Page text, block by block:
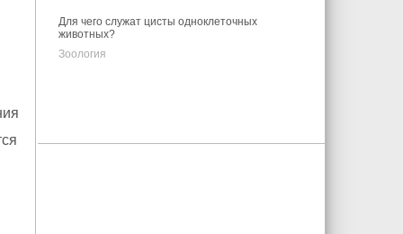
Для чего служат цисты одноклеточных
животных?
Зоология